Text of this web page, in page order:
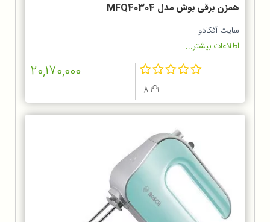
همزن برقی بوش مدل MFQ40304
سایت آفکادو
اطلاعات بیشتر...
20,170,000